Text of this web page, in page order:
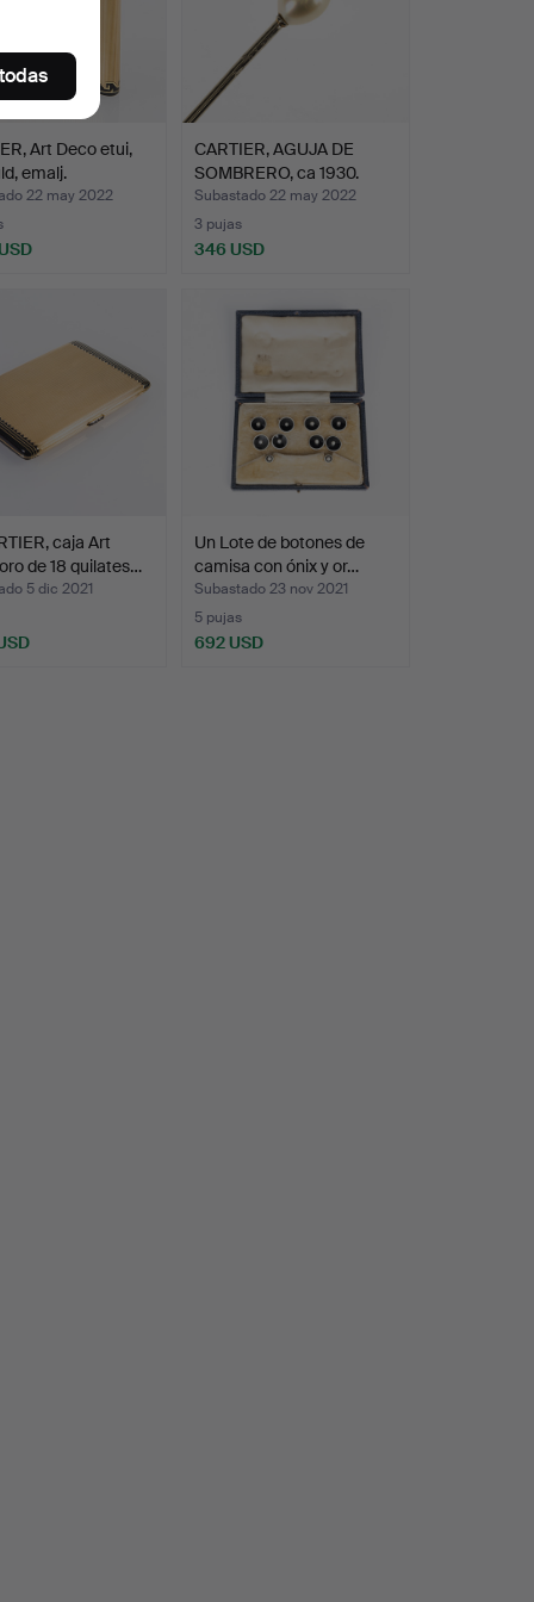
Art Deco etui,
emalj.
22 may 2022
CARTIER, AGUJA DE
SOMBRERO, ca 1930.
Subastado 22 may 2022
3 pujas
346 USD
caja Art
de 18 quilates…
5 dic 2021
Un Lote de botones de
camisa con ónix y or…
Subastado 23 nov 2021
5 pujas
692 USD